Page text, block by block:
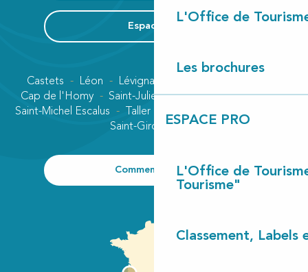
L'Office de
Les brochures
ESPACE PRO
L'Office de
Tourisme"
Classement, Labels
Espace Pro
Castets Léon Lévignacq
Cap de l'Homy
Saint-Julien-en-Born
Contis plage
Saint-Michel Escalus
Taller
Saint-Girons plage
Comment venir ?